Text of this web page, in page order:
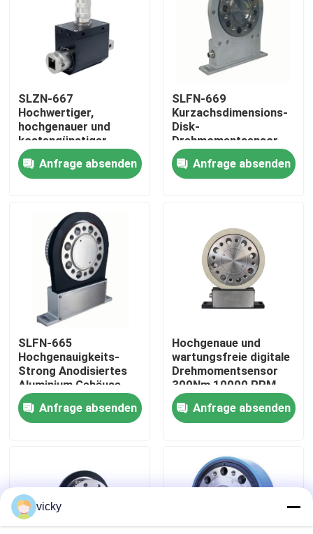
Heim
Produkte
Über uns
Werksbesichtigung
Qualitätskontrolle
Kontakt mit uns
Neuigkeiten
Drehmoment-Dynamometer
Hochgeschwindigkeitsdynamometer
SLZN-667
Hochwertiger,
hochgenauer und
kostengünstiger
dynamischer
Drehmomentsensor
Anfrage absenden
SLFN-669
Kurzachsdimensions-
Disk-
Drehmomentsensor
mit hoher Genauigkeit
Anfrage absenden
SLFN-665
Hochgenauigkeits-
Strong Anodisiertes
Aluminium Gehäuse
Drehmoment Sensor
Anfrage absenden
Hochgenaue und
wartungsfreie digitale
Drehmomentsensor
300Nm 10000 RPM
Anfrage absenden
vicky